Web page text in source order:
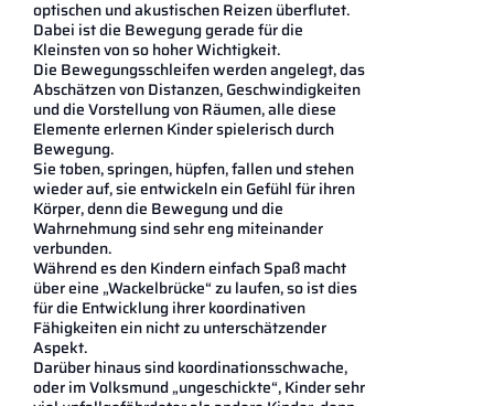
optischen und akustischen Reizen überflutet.
Dabei ist die Bewegung gerade für die
Kleinsten von so hoher Wichtigkeit.
Die Bewegungsschleifen werden angelegt, das
Abschätzen von Distanzen, Geschwindigkeiten
und die Vorstellung von Räumen, alle diese
Elemente erlernen Kinder spielerisch durch
Bewegung.
Sie toben, springen, hüpfen, fallen und stehen
wieder auf, sie entwickeln ein Gefühl für ihren
Körper, denn die Bewegung und die
Wahrnehmung sind sehr eng miteinander
verbunden.
Während es den Kindern einfach Spaß macht
über eine „Wackelbrücke“ zu laufen, so ist dies
für die Entwicklung ihrer koordinativen
Fähigkeiten ein nicht zu unterschätzender
Aspekt.
Darüber hinaus sind koordinationsschwache,
oder im Volksmund „ungeschickte“, Kinder sehr